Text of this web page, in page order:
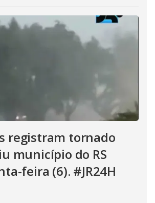
registram tornado
município do RS
feira (6). #JR24H